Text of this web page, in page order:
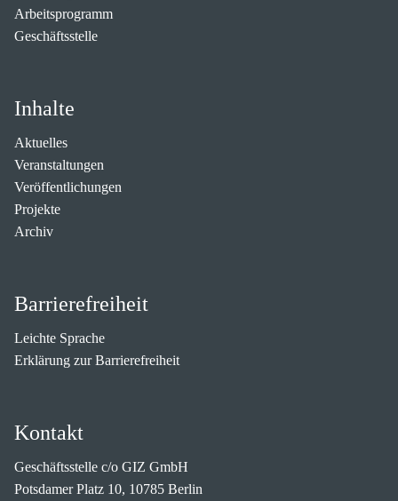
Arbeitsprogramm
Geschäftsstelle
Inhalte
Aktuelles
Veranstaltungen
Veröffentlichungen
Projekte
Archiv
Barrierefreiheit
Leichte Sprache
Erklärung zur Barrierefreiheit
Kontakt
Geschäftsstelle c/o GIZ GmbH
Potsdamer Platz 10, 10785 Berlin